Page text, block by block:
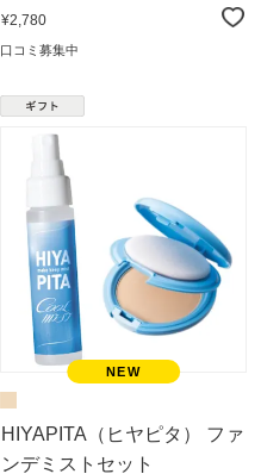
¥2,780
口コミ募集中
HIYAPITA（ヒヤピタ） ファ
ンデミストセット